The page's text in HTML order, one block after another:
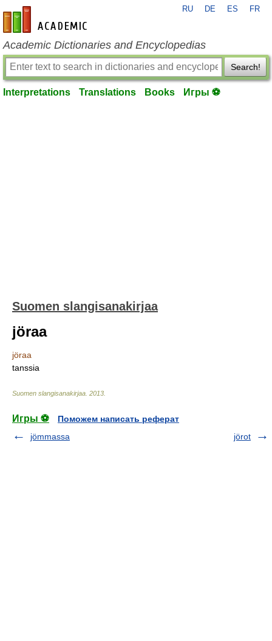
en-academic.com
RU DE ES FR
Academic Dictionaries and Encyclopedias
Search!
Interpretations Translations Books Игры ⚽
Suomen slangisanakirjaa
jöraa
jöraa
tanssia
Suomen slangisanakirjaa 2013
Игры ⚽
Поможем написать реферат
jömmassa
jörot